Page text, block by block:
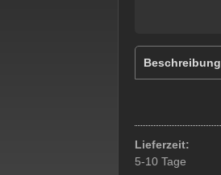
Beschreibung
Lieferzeit:
5-10 Tage